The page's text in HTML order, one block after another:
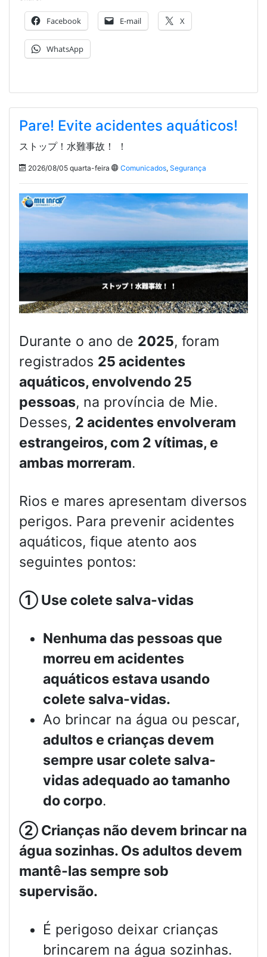
Facebook E-mail X
WhatsApp
Pare! Evite acidentes aquáticos!
ストップ！水難事故！ ！
2026/08/05 quarta-feira Comunicados, Segurança
Durante o ano de 2025, foram
registrados 25 acidentes
aquáticos, envolvendo 25
pessoas, na província de Mie.
Desses, 2 acidentes envolveram
estrangeiros, com 2 vítimas, e
ambas morreram.
Rios e mares apresentam diversos
perigos. Para prevenir acidentes
aquáticos, fique atento aos
seguintes pontos:
① Use colete salva-vidas
Nenhuma das pessoas que
morreu em acidentes
aquáticos estava usando
colete salva-vidas.
Ao brincar na água ou pescar,
adultos e crianças devem
sempre usar colete salva-
vidas adequado ao tamanho
do corpo.
② Crianças não devem brincar na
água sozinhas. Os adultos devem
mantê-las sempre sob
supervisão.
É perigoso deixar crianças
brincarem na água sozinhas.